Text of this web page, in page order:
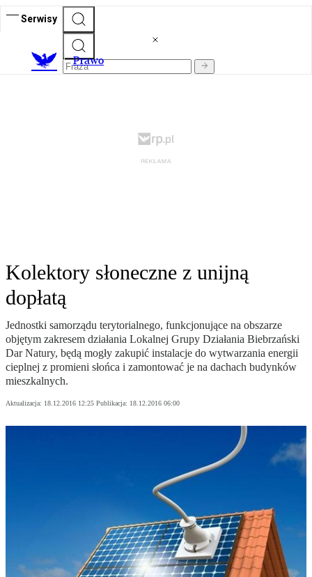
Serwisy
Prawo
Kolektory słoneczne z unijną
dopłatą
Jednostki samorządu terytorialnego, funkcjonujące na obszarze
objętym zakresem działania Lokalnej Grupy Działania Biebrzański
Dar Natury, będą mogły zakupić instalacje do wytwarzania energii
cieplnej z promieni słońca i zamontować je na dachach budynków
mieszkalnych.
Aktualizacja: 18.12.2016 12:25 Publikacja: 18.12.2016 06:00